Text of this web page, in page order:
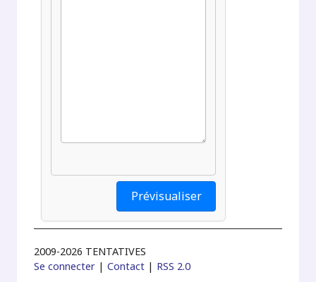
2009-2026 TENTATIVES
Se connecter |Contact | RSS 2.0